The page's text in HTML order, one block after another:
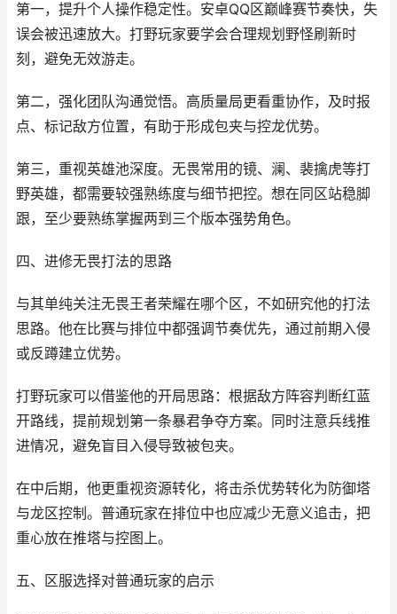
第一，提升个人操作稳定性。安卓QQ区巅峰赛节奏快，失
误会被迅速放大。打野玩家要学会合理规划野怪刷新时
刻，避免无效游走。
第二，强化团队沟通觉悟。高质量局更看重协作，及时报
点、标记敌方位置，有助于形成包夹与控龙优势。
第三，重视英雄池深度。无畏常用的镜、澜、裴擒虎等打
野英雄，都需要较强熟练度与细节把控。想在同区站稳脚
跟，至少要熟练掌握两到三个版本强势角色。
四、进修无畏打法的思路
与其单纯关注无畏王者荣耀在哪个区，不如研究他的打法
思路。他在比赛与排位中都强调节奏优先，通过前期入侵
或反蹲建立优势。
打野玩家可以借鉴他的开局思路：根据敌方阵容判断红蓝
开路线，提前规划第一条暴君争夺方案。同时注意兵线推
进情况，避免盲目入侵导致被包夹。
在中后期，他更重视资源转化，将击杀优势转化为防御塔
与龙区控制。普通玩家在排位中也应减少无意义追击，把
重心放在推塔与控图上。
五、区服选择对普通玩家的启示